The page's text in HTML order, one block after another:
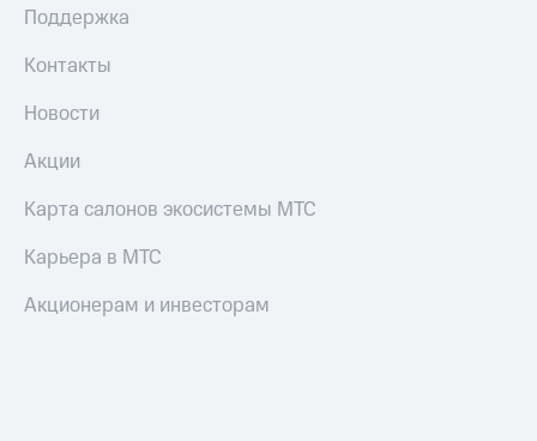
Поддержка
Контакты
Новости
Акции
Карта салонов экосистемы МТС
Карьера в МТС
Акционерам и инвесторам